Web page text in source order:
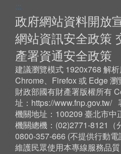
:::
政府網站資料開放
網站資訊安全政策
產署資通安全政策
建議瀏覽模式 1920x768 解
Chrome、Firefox 或 Edge 瀏
財政部國有財產署版權所有
址： https://www.fnp.gov.tw/
機關地址：100209 臺北市中
機關總機：(02)2771-8121（
0800-357-666 (不提供行動
維護民眾使用本專線服務品